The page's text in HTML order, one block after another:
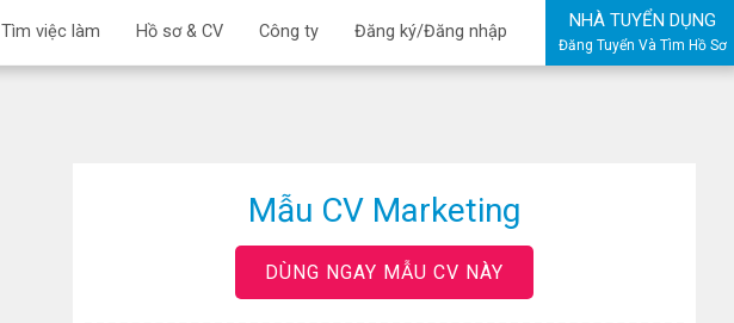
Tìm việc làm Hồ sơ & CV Công ty Đăng ký/Đăng nhập
NHÀ TUYỂN DỤNG
Đăng Tuyển Và Tìm Hồ Sơ
Mẫu CV Marketing
DÙNG NGAY MẪU CV NÀY